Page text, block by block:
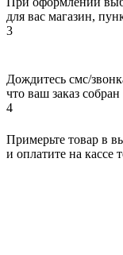
для вас магазин,
3
Дождитесь смс/
что ваш заказ собран
4
Примерьте товар в
и оплатите на кассе